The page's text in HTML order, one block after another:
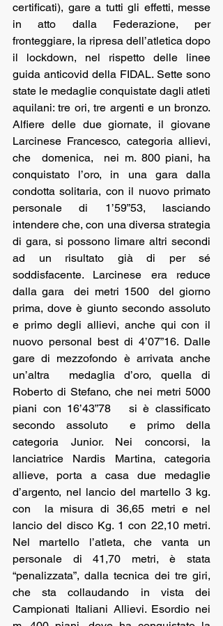
certificati), gare a tutti gli effetti, messe
in atto dalla Federazione, per
fronteggiare, la ripresa dell’atletica dopo
il lockdown, nel rispetto delle linee
guida anticovid della FIDAL. Sette sono
state le medaglie conquistate dagli atleti
aquilani: tre ori, tre argenti e un bronzo.
Alfiere delle due giornate, il giovane
Larcinese Francesco, categoria allievi,
che  domenica,  nei m. 800 piani, ha
conquistato l’oro, in una gara dalla
condotta solitaria, con il nuovo primato
personale di 1’59”53, lasciando
intendere che, con una diversa strategia
di gara, si possono limare altri secondi
ad un risultato già di per sé
soddisfacente. Larcinese era reduce
dalla gara  dei metri 1500  del giorno
prima, dove è giunto secondo assoluto
e primo degli allievi, anche qui con il
nuovo personal best di 4’07”16. Dalle
gare di mezzofondo è arrivata anche
un’altra  medaglia d’oro, quella di
Roberto di Stefano, che nei metri 5000
piani con 16’43”78   si è classificato
secondo assoluto  e primo della
categoria Junior. Nei concorsi, la
lanciatrice Nardis Martina, categoria
allieve, porta a casa due medaglie
d’argento, nel lancio del martello 3 kg.
con  la misura di 36,65 metri e nel
lancio del disco Kg. 1 con 22,10 metri.
Nel martello l’atleta, che vanta un
personale di 41,70 metri, è stata
“penalizzata”, dalla tecnica dei tre giri,
che sta collaudando in vista dei
Campionati Italiani Allievi. Esordio nei